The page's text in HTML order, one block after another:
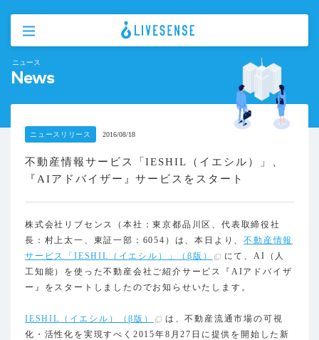
ニュース
News
ニュースリリース 2016/08/18
不動産情報サービス「IESHIL（イエシル）」、
『AIアドバイザー』サービスをスタート
株式会社リブセンス（本社：東京都品川区、代表取締役社
長：村上太一、東証一部：6054）は、本日より、不動産情報
サービス「IESHIL（イエシル）」（β版）
にて、AI（人
工知能）を使った不動産会社ご紹介サービス『AIアドバイザ
ー』をスタートしましたのでお知らせいたします。
IESHIL（イエシル）（β版）
は、不動産流通市場の可視
化・活性化を実現すべく2015年8月27日に提供を開始した新